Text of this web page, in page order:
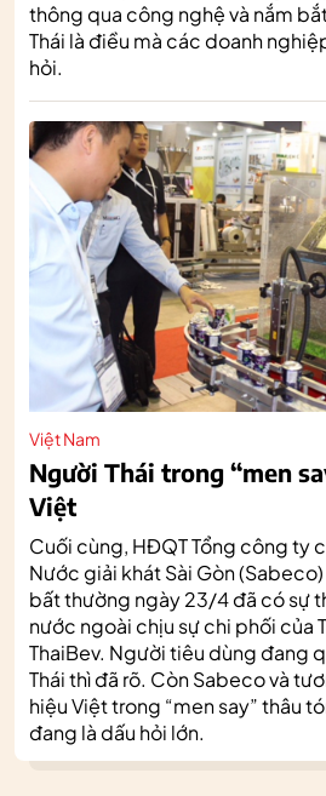
thông qua công nghệ và nắm
Thái là điều mà các doanh
hỏi.
Việt Nam
Người Thái trong “men
Việt
Cuối cùng, HĐQT Tổng công ty
Nước giải khát Sài Gòn
bất thường ngày 23/4 đã có sự
nước ngoài chịu sự chi phối của
ThaiBev. Người tiêu dùng đang
Thái thì đã rõ. Còn Sabeco và
hiệu Việt trong “men say” thâu
đang là dấu hỏi lớn.